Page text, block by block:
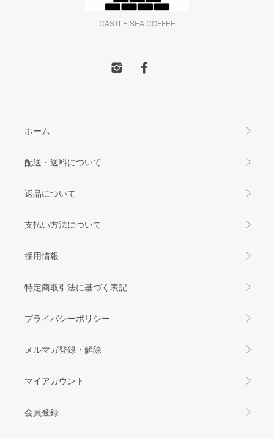
CASTLE SEA COFFEE
ホーム
配送・送料について
返品について
支払い方法について
採用情報
特定商取引法に基づく表記
プライバシーポリシー
メルマガ登録・解除
マイアカウント
会員登録